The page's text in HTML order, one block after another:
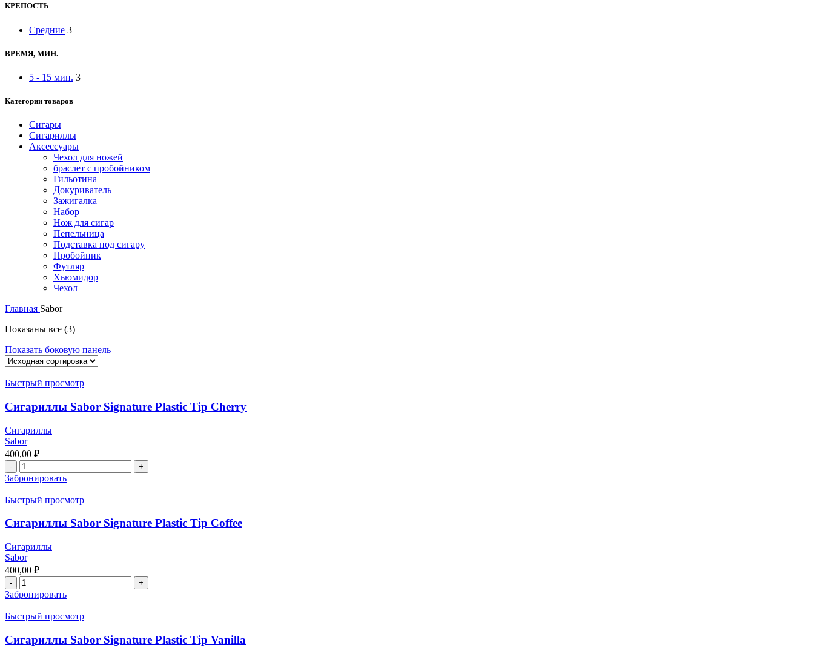
КРЕПОСТЬ
Средние 3
ВРЕМЯ, МИН.
5 - 15 мин. 3
Категории товаров
Сигары
Сигариллы
Аксессуары
Чехол для ножей
браслет с пробойником
Гильотина
Докуриватель
Зажигалка
Набор
Нож для сигар
Пепельница
Подставка под сигару
Пробойник
Футляр
Хьюмидор
Чехол
Главная Sabor
Показаны все (3)
Показать боковую панель
Быстрый просмотр
Сигариллы Sabor Signature Plastic Tip Cherry
Сигариллы
Sabor
400,00 ₽
Забронировать
Быстрый просмотр
Сигариллы Sabor Signature Plastic Tip Coffee
Сигариллы
Sabor
400,00 ₽
Забронировать
Быстрый просмотр
Сигариллы Sabor Signature Plastic Tip Vanilla